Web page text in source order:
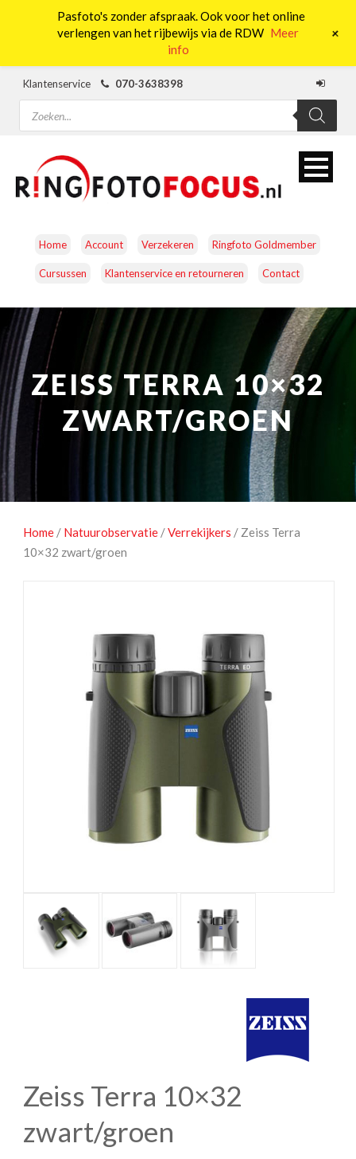
Klantenservice
070-3638398
Producten
zoeken
Home Account Verzekeren Ringfoto Goldmember
Cursussen Klantenservice en retourneren Contact
CAMERA’S OBJECTIEVEN ACCESSOIRES
NATUUROBSERVATIE MEDIA EN ENERGIE
STUDIOFOTOGRAFIE OCCASIONS
ZEISS TERRA 10×32
ZWART/GROEN
Home / Natuurobservatie /Verrekijkers / Zeiss Terra
10×32 zwart/groen
Zeiss Terra 10×32
zwart/groen
Pasfoto's zonder afspraak. Ook voor het online
verlengen van het rijbewijs via de RDW Meer
info
+